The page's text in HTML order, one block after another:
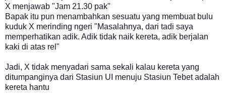
X menjawab "Jam 21.30 pak"
Bapak itu pun menambahkan sesuatu yang membuat bulu
kuduk X merinding ngeri "Masalahnya, dari tadi saya
memperhatikan adik. Adik tidak naik kereta, adik berjalan
kaki di atas rel"
Jadi, X tidak menyadari sama sekali kalau kereta yang
ditumpanginya dari Stasiun UI menuju Stasiun Tebet adalah
kereta hantu